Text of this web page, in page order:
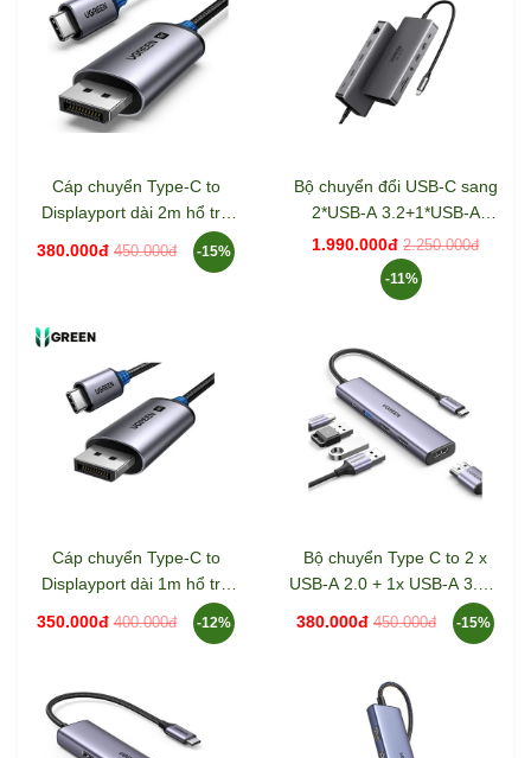
Cáp chuyển Type-C to
Displayport dài 2m hổ trợ
8K Ugreen 25158
380.000đ 450.000đ -15%
Bộ chuyển đổi USB-C sang
2*USB-A 3.2+1*USB-A
3.0+1*USB-C 3.2+2*HDMI
8K@30Hz+LAN+SD/TF+3.5
mm Ugreen 15965
1.990.000đ 2.250.000đ
-11%
Cáp chuyển Type-C to
Displayport dài 1m hổ trợ
8K Ugreen 25157
350.000đ 400.000đ -12%
Bộ chuyển Type C to 2 x
USB-A 2.0 + 1x USB-A 3.0 +
380.000đ 450.000đ -15%